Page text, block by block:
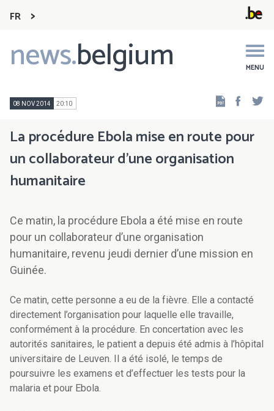
FR
news.belgium MENU
Main
navigation
08 NOV 2014 20:10
La procédure Ebola mise en route pour
un collaborateur d’une organisation
humanitaire
Ce matin, la procédure Ebola a été mise en route
pour un collaborateur d’une organisation
humanitaire, revenu jeudi dernier d’une mission en
Guinée.
Ce matin, cette personne a eu de la fièvre. Elle a contacté
directement l’organisation pour laquelle elle travaille,
conformément à la procédure. En concertation avec les
autorités sanitaires, le patient a depuis été admis à l’hôpital
universitaire de Leuven. Il a été isolé, le temps de
poursuivre les examens et d’effectuer les tests pour la
malaria et pour Ebola.